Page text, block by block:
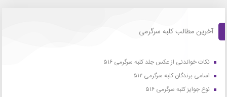
آخرین مطالب کلبه سرگرمی
نکات خواندنی از عکس جلد کلبه سرگرمی ۵۱۶
اسامی برندگان کلبه سرگرمی ۵۱۲
نوع جوایز کلبه سرگرمی ۵۱۶